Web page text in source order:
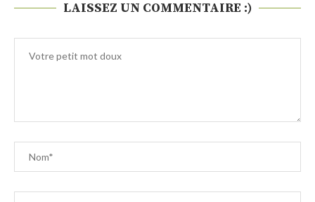
LAISSEZ UN COMMENTAIRE :)